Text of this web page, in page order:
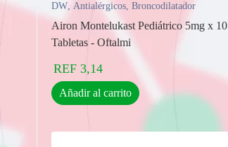
DW, Antialérgicos, Broncodilatador
Airon Montelukast Pediátrico 5mg x 10
Tabletas - Oftalmi
REF 3,14
Añadir al carrito